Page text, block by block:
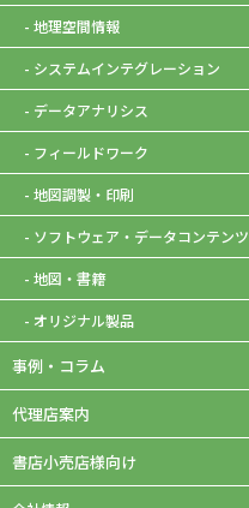
- 地理空間情報
- システムインテグレーション
- データアナリシス
- フィールドワーク
- 地図調製・印刷
- ソフトウェア・データコンテンツ
- 地図・書籍
- オリジナル製品
事例・コラム
代理店案内
書店小売店様向け